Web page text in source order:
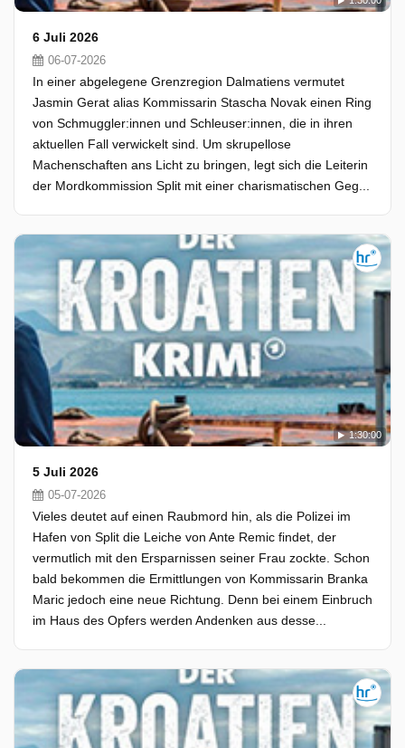
6 Juli 2026
06-07-2026
In einer abgelegene Grenzregion Dalmatiens vermutet
Jasmin Gerat alias Kommissarin Stascha Novak einen Ring
von Schmuggler:innen und Schleuser:innen, die in ihren
aktuellen Fall verwickelt sind. Um skrupellose
Machenschaften ans Licht zu bringen, legt sich die Leiterin
der Mordkommission Split mit einer charismatischen Geg...
1:30:00
5 Juli 2026
05-07-2026
Vieles deutet auf einen Raubmord hin, als die Polizei im
Hafen von Split die Leiche von Ante Remic findet, der
vermutlich mit den Ersparnissen seiner Frau zockte. Schon
bald bekommen die Ermittlungen von Kommissarin Branka
Maric jedoch eine neue Richtung. Denn bei einem Einbruch
im Haus des Opfers werden Andenken aus desse...